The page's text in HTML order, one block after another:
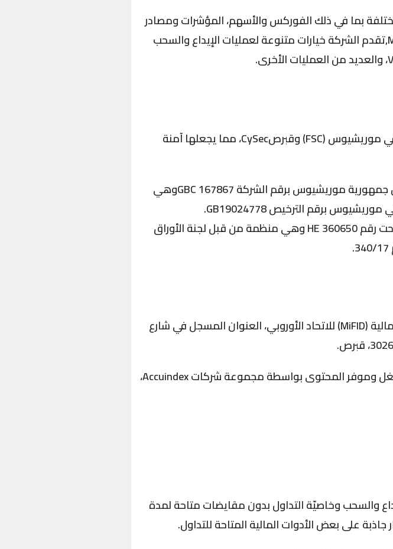
من خمس فئات مُختلفة بما في ذلك الفوركس والأسهم، المؤشرات ومصادر
الطاقة، المعادن الثمينة. كل هذا متاح على منصات MT4 MT5,تقدم الشركة خيارات متنوعة لعمليات الإيداع والسحب
تمتلك منصة Accuindex تراخيص من هيئة الخدمات المالية في موريشيوس (FSC) وقبرصCySec، مما يجعلها آمنة
شركة Accuindex هي شركة استثمار بموجب قوانين جمهورية موريشيوس برقم الشركة 167867 GBCوهي
شركة Accuindex هي شركة استثمار قبرصية (CIF) تحت رقم HE 360650 وهي منظمة من قبل لجنة الأوراق
لهيئة الأسواق في توجيه الأدوات المالية (MiFID) للاتحاد الأوروبي، العنوان المسجل في شارع
مُشغل وموفر المحتوى بواسطة مجموعة شركات Accuindex،
والسحب وخاصيّة التداول بدون مقايضات متاحة لمدة
على بعض الأدوات المالية المتاحة للتداول.